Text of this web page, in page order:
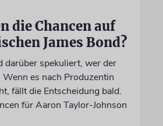
die Chancen auf
James Bond?
darüber spekuliert, wer der
es nach Produzentin
fällt die Entscheidung bald.
für Aaron Taylor-Johnson